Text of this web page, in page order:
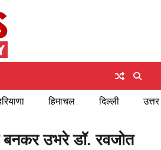
हिमाचल दिल्ली
बनकर उभरे डॉ. रवजोत